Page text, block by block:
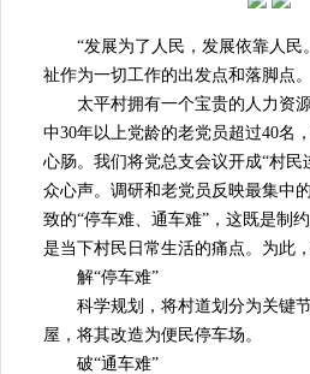
“发展为了人民，发展依靠人民
祉作为一切工作的出发点和落脚点。
太平村拥有一个宝贵的人力资
中30年以上党龄的老党员超过40名
心肠。我们将党总支会议开成“村民
众心声。调研和老党员反映最集中
致的“停车难、通车难”，这既是制
是当下村民日常生活的痛点。为此
解“停车难”
科学规划，将村道划分为关键节
屋，将其改造为便民停车场。
破“通车难”